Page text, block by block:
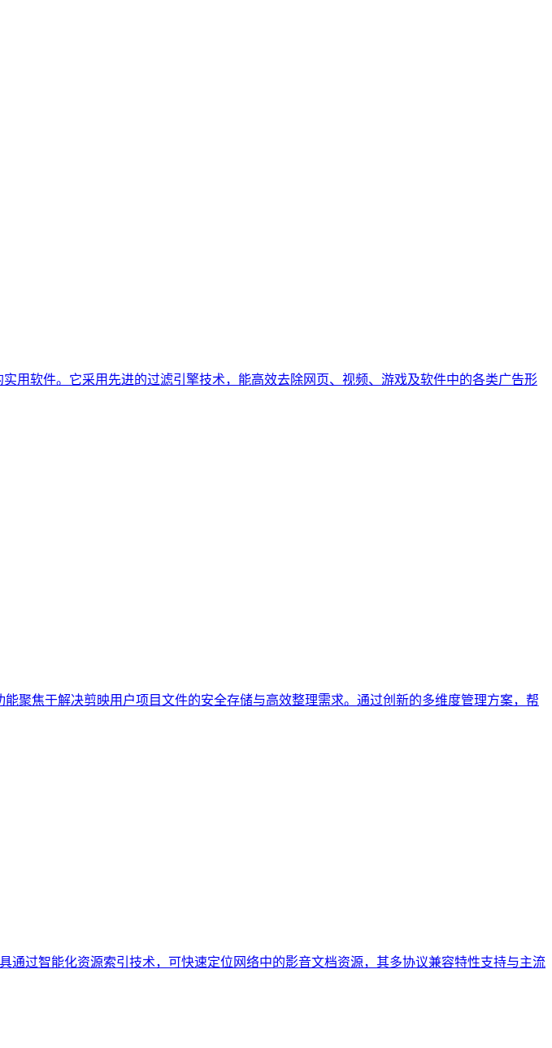
用软件。它采用先进的过滤引擎技术，能高效去除网页、视频、游戏及软件中的各类广告形
聚焦于解决剪映用户项目文件的安全存储与高效整理需求。通过创新的多维度管理方案，帮
通过智能化资源索引技术，可快速定位网络中的影音文档资源，其多协议兼容特性支持与主流